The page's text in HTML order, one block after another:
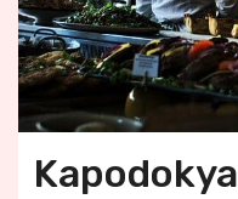
Kapodokya